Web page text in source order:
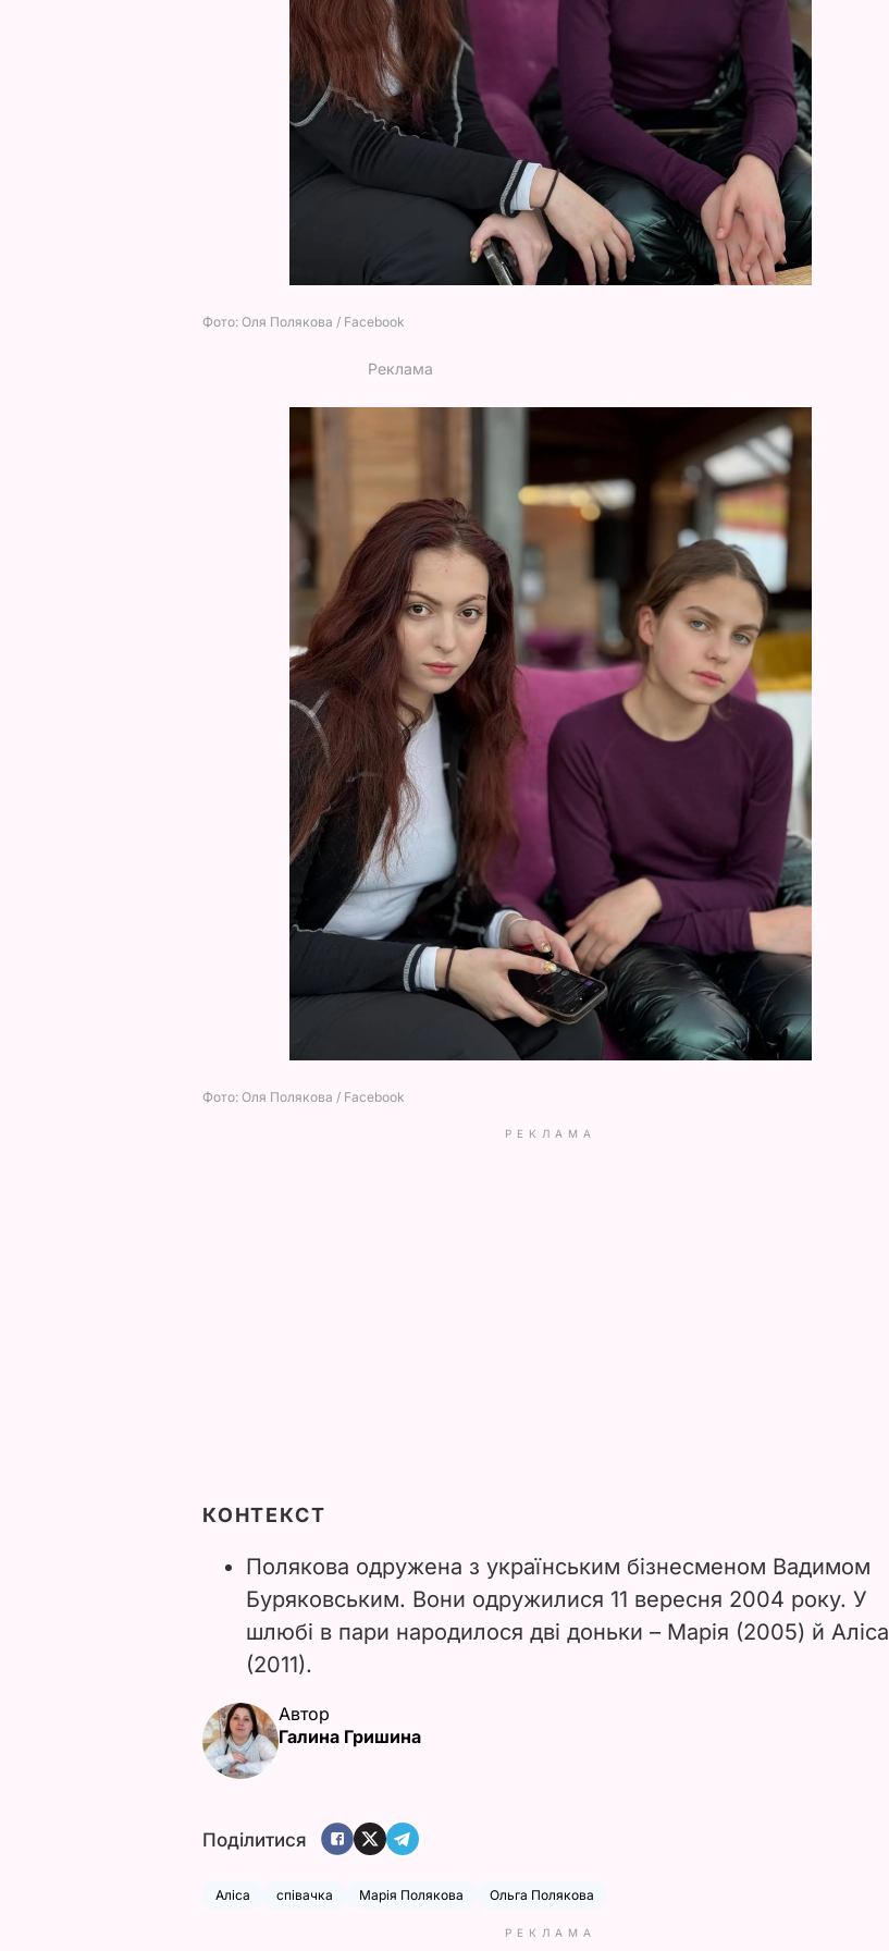
РЕКЛАМА
КОНТЕКСТ
Полякова одружена з українським бізнесменом Вадимом
Буряковським. Вони одружилися 11 вересня 2004 року. У
шлюбі в пари народилося дві доньки – Марія (2005) й Аліса
(2011).
Автор
Галина Гришина
Поділитися
Аліса співачка Марія Полякова Ольга Полякова
РЕКЛАМА